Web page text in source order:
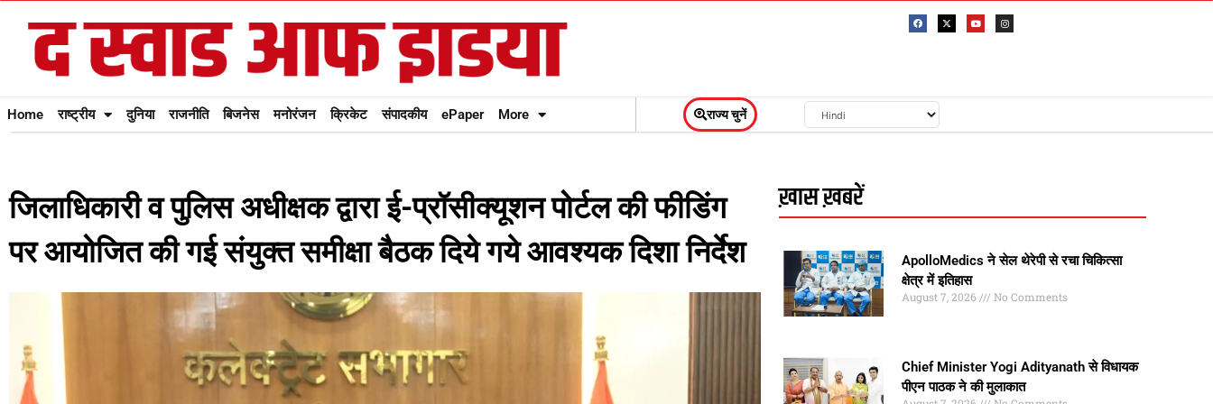
Home राष्ट्रीय दुनिया राजनीति बिजनेस मनोरंजन क्रिकेट संपादकीय ePaper More राज्य चुनें
जिलाधिकारी व पुलिस अधीक्षक द्वारा ई-प्रॉसीक्यूशन पोर्टल की फीडिंग
पर आयोजित की गई संयुक्त समीक्षा बैठक दिये गये आवश्यक दिशा निर्देश
ख़ास ख़बरें
ApolloMedics ने सेल थेरेपी से रचा चिकित्सा
क्षेत्र में इतिहास
August 7, 2026 No Comments
Chief Minister Yogi Adityanath से विधायक
पीएन पाठक ने की मुलाकात